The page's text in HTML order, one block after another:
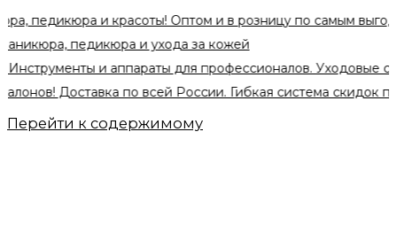
и красоты! Оптом и в розницу по самым выгодным
педикюра и ухода за кожей
и аппараты для профессионалов. Уходовые
по всей России. Гибкая система скидок при
Перейти к содержимому